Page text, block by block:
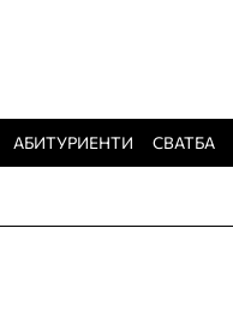
АБИТУРИЕНТИ СВАТБА